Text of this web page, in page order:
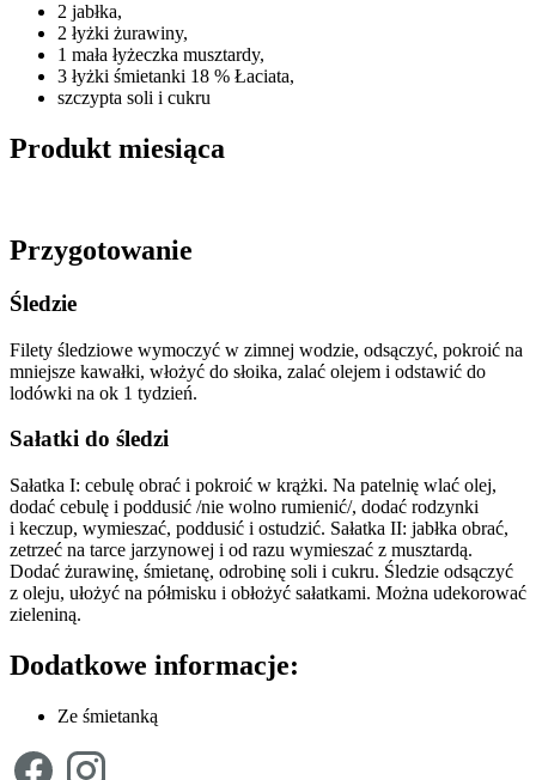
2 jabłka,
2 łyżki żurawiny,
1 mała łyżeczka musztardy,
3 łyżki śmietanki 18 % Łaciata,
szczypta soli i cukru
Produkt miesiąca
Przygotowanie
Śledzie
Filety śledziowe wymoczyć w zimnej wodzie, odsączyć, pokroić na
mniejsze kawałki, włożyć do słoika, zalać olejem i odstawić do
lodówki na ok 1 tydzień.
Sałatki do śledzi
Sałatka I: cebulę obrać i pokroić w krążki. Na patelnię wlać olej,
dodać cebulę i poddusić /nie wolno rumienić/, dodać rodzynki
i keczup, wymieszać, poddusić i ostudzić. Sałatka II: jabłka obrać,
zetrzeć na tarce jarzynowej i od razu wymieszać z musztardą.
Dodać żurawinę, śmietanę, odrobinę soli i cukru. Śledzie odsączyć
z oleju, ułożyć na półmisku i obłożyć sałatkami. Można udekorować
zieleniną.
Dodatkowe informacje:
Ze śmietanką